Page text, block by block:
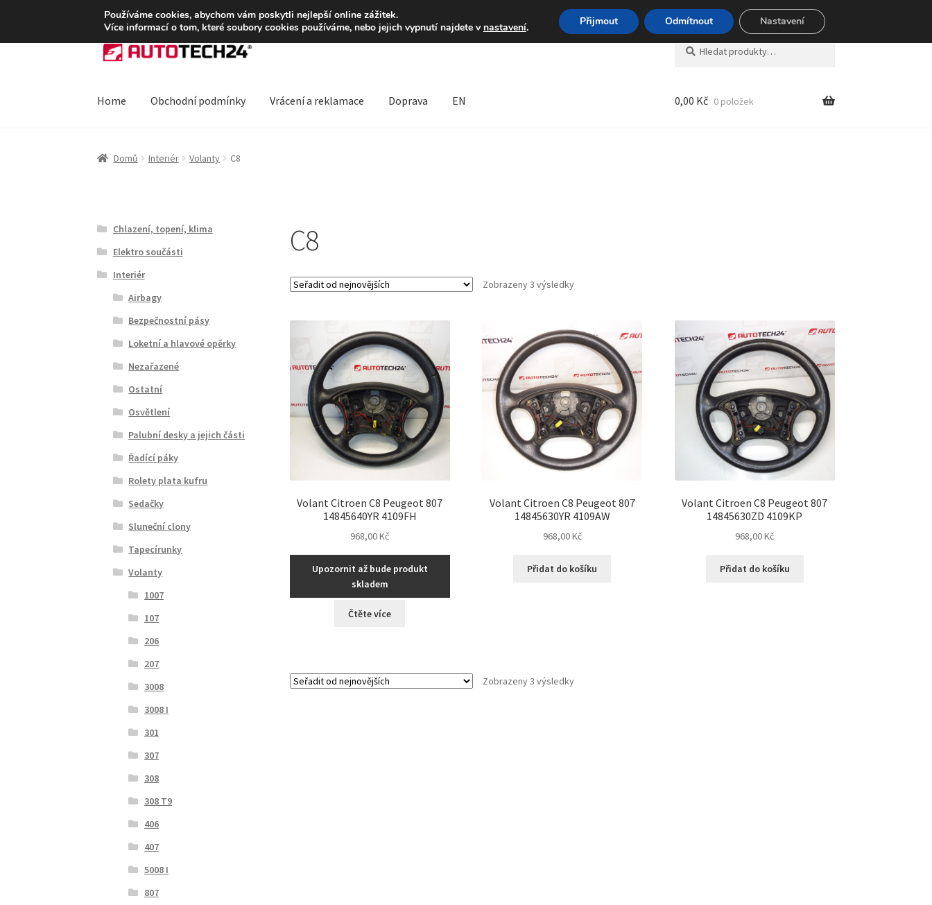
DOPRAVA od 139,-Kč Volejte po-pá 9-16 704 494 494
Přeskočit
na
Přejít
webu
Hledat:
Hledat
Home Obchodní podmínky Vrácení a reklamace Doprava EN 0,00 Kč 0 položek
Domů Interiér Volanty C8
C8
Zobrazeny 3 výsledkySeřazeno
Volant Citroen C8 Peugeot 807
14845640YR 4109FH
968,00Kč
Upozornit až bude produkt
skladem
Čtěte více
Volant Citroen C8 Peugeot 807
14845630YR 4109AW
968,00Kč
Přidat do košíku
Volant Citroen C8 Peugeot 807
14845630ZD 4109KP
968,00Kč
Přidat do košíku
Zobrazeny 3 výsledkySeřazeno
Chlazení, topení, klima
Elektro součásti
Interiér
Airbagy
Bezpečnostní pásy
Loketní a hlavové opěrky
Nezařazené
Ostatní
Osvětlení
Palubní desky a jejich části
Řadící páky
Rolety plata kufru
Sedačky
Sluneční clony
Tapecírunky
Volanty
1007
107
206
207
3008
3008 I
301
307
308
308 T9
406
407
5008 I
807
Používáme cookies, abychom vám poskytli nejlepší online zážitek.
Více informací o tom, které soubory cookies používáme, nebo jejich vypnutí najdete v nastavení. Přijmout Odmítnout Nastavení